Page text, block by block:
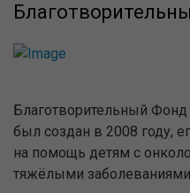
Благотворительный Фонд
был создан в 2008 году,
на помощь детям с
тяжёлыми заболеваниями